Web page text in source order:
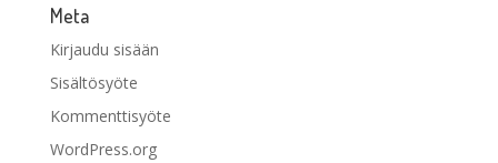
Meta
Kirjaudu sisään
Sisältösyöte
Kommenttisyöte
WordPress.org